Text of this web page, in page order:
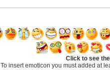
Click to see
To insert emoticon you must added at